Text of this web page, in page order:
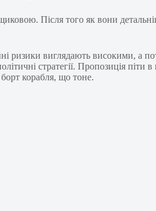
Після того як вони
ризики виглядають високими, а
стратегії. Пропозиція
корабля, що тоне.